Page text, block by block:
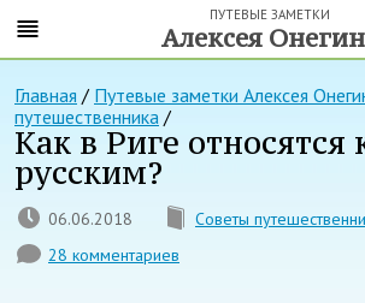
ПУТЕВЫЕ ЗАМЕТКИ
Алексея
Главная / Путевые заметки Алексея
путешественника /
Как в Риге относятся
русским?
06.06.2018
Советы
28 комментариев